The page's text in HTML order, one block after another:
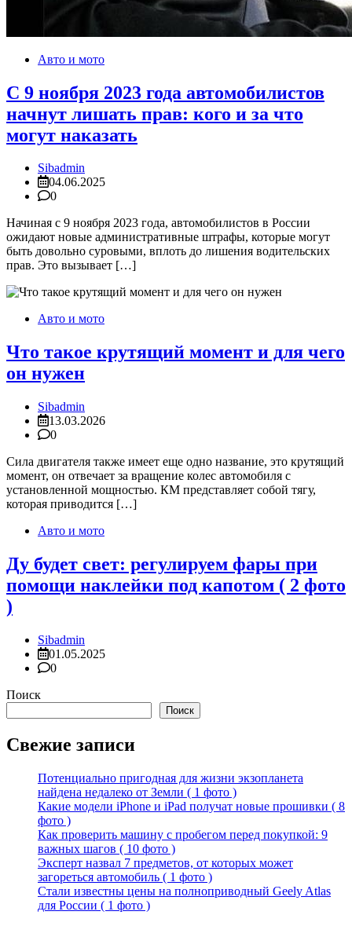
Авто и мото
С 9 ноября 2023 года автомобилистов
начнут лишать прав: кого и за что
могут наказать
Sibadmin
04.06.2025
0
Начиная с 9 ноября 2023 года, автомобилистов в России
ожидают новые административные штрафы, которые могут
быть довольно суровыми, вплоть до лишения водительских
прав. Это вызывает […]
Авто и мото
Что такое крутящий момент и для чего
он нужен
Sibadmin
13.03.2026
0
Сила двигателя также имеет еще одно название, это крутящий
момент, он отвечает за вращение колес автомобиля с
установленной мощностью. КМ представляет собой тягу,
которая приводится […]
Авто и мото
Ду будет свет: регулируем фары при
помощи наклейки под капотом ( 2 фото
)
Sibadmin
01.05.2025
0
Поиск
Поиск
Свежие записи
Потенциально пригодная для жизни экзопланета
найдена недалеко от Земли ( 1 фото )
Какие модели iPhone и iPad получат новые прошивки ( 8
фото )
Как проверить машину с пробегом перед покупкой: 9
важных шагов ( 10 фото )
Эксперт назвал 7 предметов, от которых может
загореться автомобиль ( 1 фото )
Стали известны цены на полноприводный Geely Atlas
для России ( 1 фото )